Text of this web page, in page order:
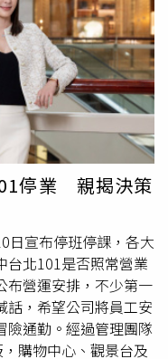
YES LIFE 裕隆城7月
全體同仁安全，7月11
中心、89樓觀景台及
京站時尚廣場也因颱
。誠品生活表示，松
營據點7月11日暫停
配合所在地百貨公司的
政府停班停課措施，旗
微風松高、微風南山、
11日全面停止營業，
過官網及官方社群平
，也有不少業者提前自
表示，三井OUTLET
前結束營業；三井
常營業，但將依實際
OUTLET台南則維持正
颱風於7月10日暫停營
停業 親揭決策
日宣布停班停課，各大
台北101是否照常營業
布營運安排，不少第一
話，希望公司將員工安
險通勤。經過管理團隊
購物中心、觀景台及